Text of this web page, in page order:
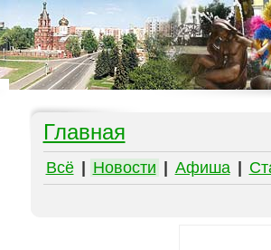
Главная
Всё Новости Афиша